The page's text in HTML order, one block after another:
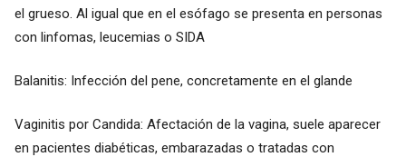
el grueso. Al igual que en el esófago se presenta en personas
con linfomas, leucemias o SIDA
Balanitis: Infección del pene, concretamente en el glande
Vaginitis por Candida: Afectación de la vagina, suele aparecer
en pacientes diabéticas, embarazadas o tratadas con